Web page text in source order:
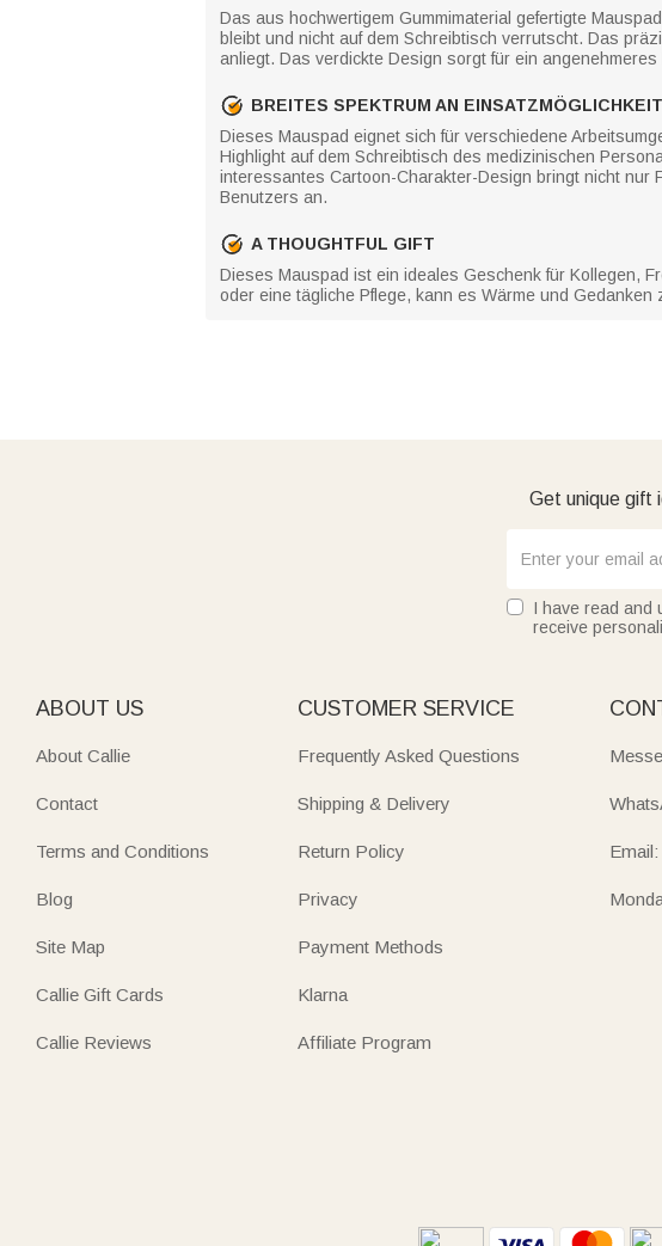
Das aus hochwertigem Gummimaterial gefertigte
bleibt und nicht auf dem Schreibtisch verrutscht. Das
anliegt. Das verdickte Design sorgt für ein angenehmeres
BREITES SPEKTRUM AN
Dieses Mauspad eignet sich für verschiedene
Highlight auf dem Schreibtisch des medizinischen
interessantes Cartoon-Charakter-Design bringt nicht nur
Benutzers an.
A THOUGHTFUL GIFT
Dieses Mauspad ist ein ideales Geschenk für Kollegen,
oder eine tägliche Pflege, kann es Wärme und Gedanken
Get unique gift
I have read and
receive
ABOUT US
About Callie
Contact
Terms and Conditions
Blog
Site Map
Callie Gift Cards
Callie Reviews
CUSTOMER SERVICE
Frequently Asked Questions
Shipping & Delivery
Return Policy
Privacy
Payment Methods
Klarna
Affiliate Program